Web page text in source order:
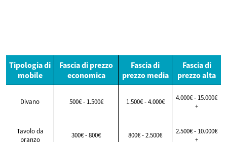
Tipologia di
mobile
Fascia di prezzo
economica
Fascia di
prezzo media
Fascia di
prezzo alta
Divano 500€ - 1.500€ 1.500€ - 4.000€
4.000€ - 15.000€
+
Tavolo da
pranzo
300€ - 800€ 800€ - 2.500€
2.500€ - 10.000€
+